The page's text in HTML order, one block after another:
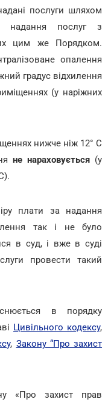
послуги шляхом
надання послуг з
цим же Порядком.
опалення
градус відхилення
(у наріжних
нижче ніж 12° C
не нараховується (у
плати за надання
так і не було
в суд, і вже в суді
провести такий
в порядку
Цивільного кодексу,
, Закону “Про захист
«Про захист прав